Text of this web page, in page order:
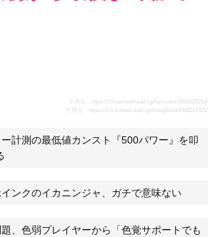
引用元：
https://2ch.sc/test/read.cgi/famicom/1668225213/
引用元：
https://2ch.sc/test/read.cgi/livegalileo/1668217321/
計測の最低値カンスト『500パワー』を叩
インクのイカニンジャ、ガチで意味ない
、色弱プレイヤーから「色覚サポートでも